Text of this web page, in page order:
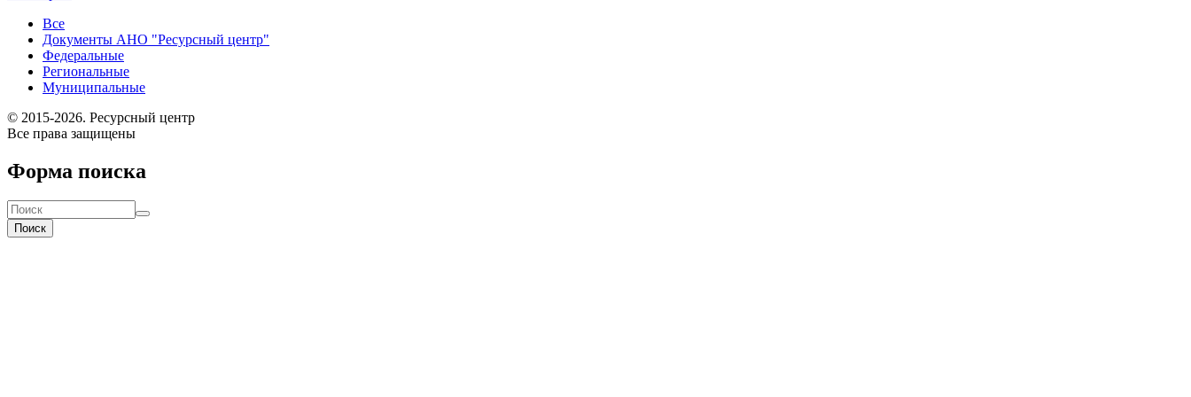
Все
Документы АНО "Ресурсный центр"
Федеральные
Региональные
Муниципальные
© 2015-2026. Ресурсный центр
Все права защищены
Форма поиска
Поиск